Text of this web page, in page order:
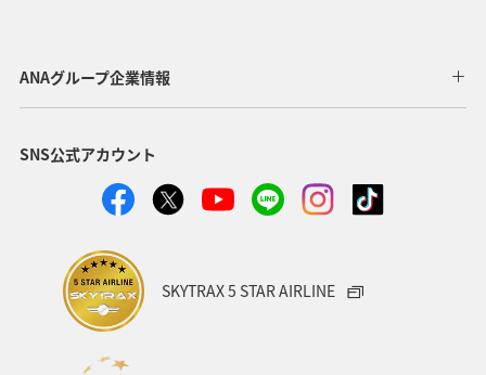
歴史・文化・芸術 ANA Mall ライフ 日常
ショッピング＆ライフ
ANAショッピング A-style ワイン ベルギー
スイス 夏
ANAグループ企業情報
SNS公式アカウント
SKYTRAX 5 STAR AIRLINE